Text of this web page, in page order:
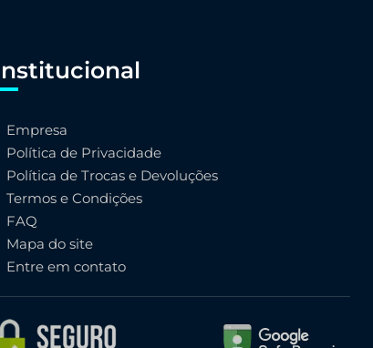
Empresa
Política de Privacidade
Política de Trocas e Devoluções
Termos e Condições
FAQ
Mapa do site
Entre em contato